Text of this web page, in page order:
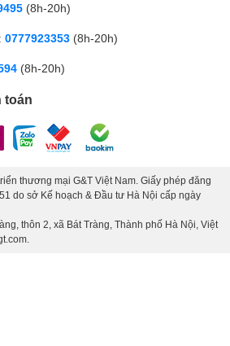
(8h-20h)
0777923353 (8h-20h)
(8h-20h)
toán
thương mại G&T Việt Nam. Giấy phép đăng
do sở Kế hoạch & Đầu tư Hà Nội cấp ngày
thôn 2, xã Bát Tràng, Thành phố Hà Nội, Việt